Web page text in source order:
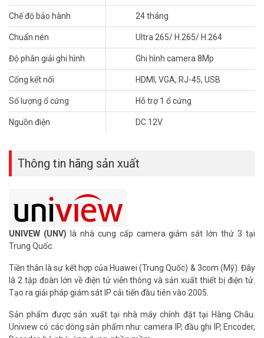
– 1 SATA HDD lên đến 8TB.
– Công nghệ ANR để tăng cường độ tin cậy lưu trữ khi mạng bị ngắt
kết nối.
– Hỗ trợ nâng cấp đám mây.
– Chất liệu: vỏ nhựa.
– Xuất xứ: Trung Quốc.
– Bảo hành: 24 tháng.
Để cập nhật thông tin giá đầu ghi hình UNV mới nhất, quý khách
hàng vui lòng liên hệ HOTLINE 1900 9259 để được hỗ trợ tốt nhất.
Tham khảo các kênh thông tin khác:
– Facebook:
– Youtube: https://www.youtube.com/c/VuhoangTVChannel
– Website:
https://vuhoangtelecom.vn/
Chế độ bảo hành 24 tháng
Chuẩn nén Ultra 265/ H.265/ H.264
Độ phân giải ghi hình Ghi hình camera 8Mp
Cổng kết nối HDMI, VGA, RJ-45, USB
Số lượng ổ cứng Hỗ trợ 1 ổ cứng
Nguồn điện DC 12V
Thông tin hãng sản xuất
UNIVEW (UNV) là nhà cung cấp camera giám sát lớn thứ 3 tại
Trung Quốc.
Tiền thân là sự kết hợp của Huawei (Trung Quốc) & 3com (Mỹ). Đây
là 2 tập đoàn lớn về điện tử viễn thông và sản xuất thiết bị điện tử.
Tạo ra giải pháp giám sát IP cải tiến đầu tiên vào 2005.
Sản phẩm được sản xuất tại nhà máy chính đặt tại Hàng Châu.
Uniview có các dòng sản phẩm như: camera IP, đầu ghi IP, Encoder,